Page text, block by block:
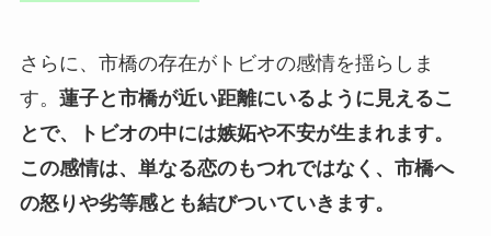
さらに、市橋の存在がトビオの感情を揺らしま
す。 蓮子と市橋が近い距離にいるように見えるこ
とで、トビオの中には嫉妬や不安が生まれます。
この感情は、単なる恋のもつれではなく、市橋へ
の怒りや劣等感とも結びついていきます。